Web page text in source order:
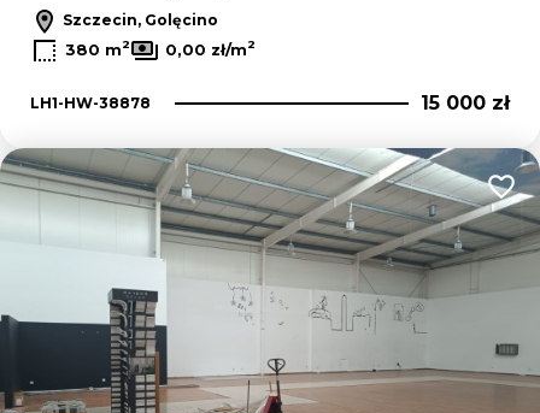
Szczecin, Golęcino
380 m2 0,00 zł/m2
LH1-HW-38878 15 000 zł